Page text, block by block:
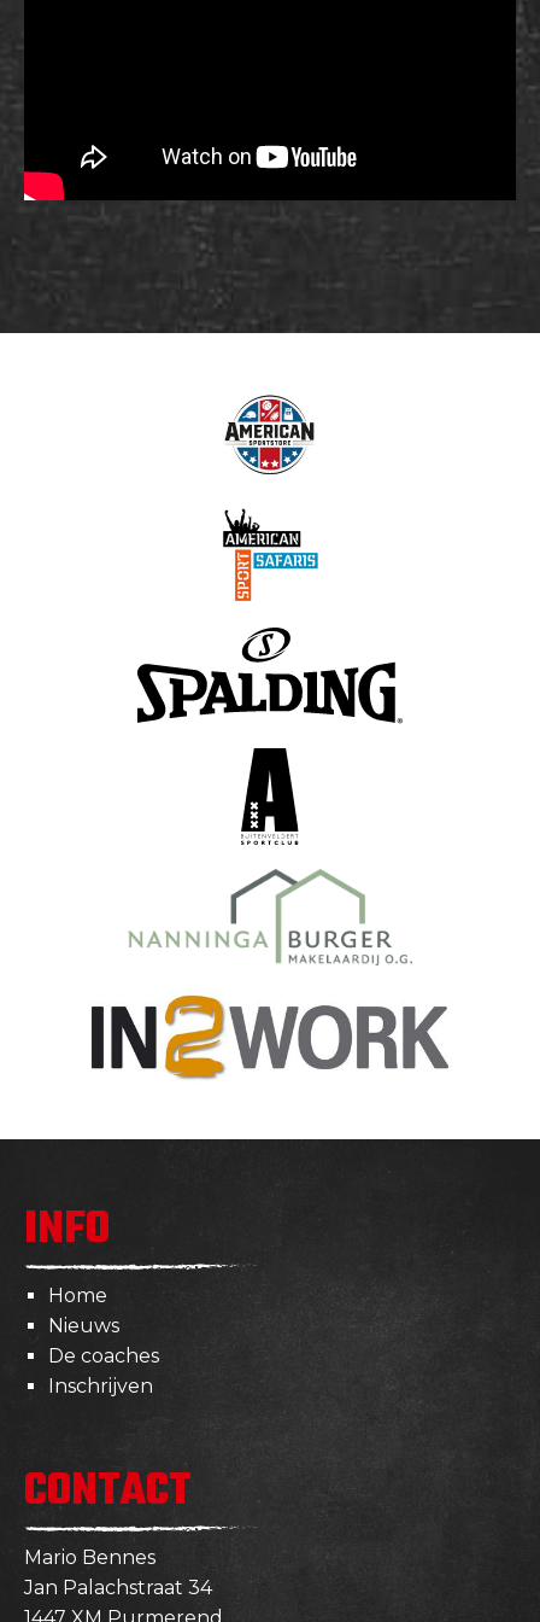
INFO
Home
Nieuws
De coaches
Inschrijven
CONTACT
Mario Bennes
Jan Palachstraat 34